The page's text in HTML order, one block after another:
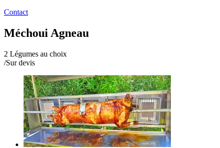
Contact
Méchoui Agneau
2 Légumes au choix
/Sur devis